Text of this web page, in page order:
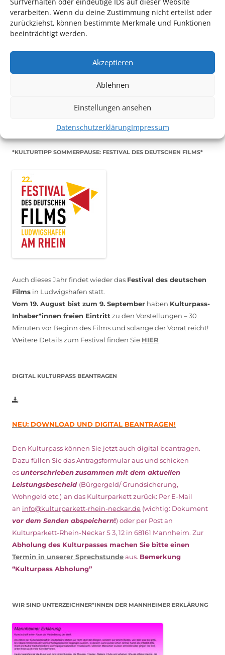
verarbeiten. Wenn du deine Zustimmung nicht erteilst oder
zurückziehst, können bestimmte Merkmale und Funktionen
beeinträchtigt werden.
Akzeptieren
Ablehnen
Einstellungen ansehen
DatenschutzerklärungImpressum
Mithilfe im Bereich Technik
. Sie haben Interesse? Dann
*KULTURTIPP SOMMERPAUSE: FESTIVAL DES DEUTSCHEN FILMS*
Auch dieses Jahr findet wieder das Festival des deutschen
Films in Ludwigshafen statt.
Vom 19. August bist zum 9. September haben Kulturpass-
Inhaber*innen freien Eintrittzu den Vorstellungen – 30
Minuten vor Beginn des Films und solange der Vorrat reicht!
Weitere Details zum Festival finden Sie HIER
DIGITAL KULTURPASS BEANTRAGEN
NEU: DOWNLOAD UND DIGITAL BEANTRAGEN!
Den Kulturpass können Sie jetzt auch digital beantragen.
Dazu füllen Sie das Antragsformular aus und schicken
esunterschriebenzusammen mit dem aktuellen
Leistungsbescheid (Bürgergeld/ Grundsicherung,
Wohngeld etc.) an das Kulturparkett zurück: Per E-Mail
an info@kulturparkett-rhein-neckar.de (wichtig: Dokument
vor dem Senden abspeichern!) oder per Post an
Kulturparkett-Rhein-Neckar S 3, 12 in 68161 Mannheim. Zur
Abholung des Kulturpasses machen Sie bitte einen
Termin in unserer Sprechstundeaus. Bemerkung
“Kulturpass Abholung”
WIR SIND UNTERZEICHNER*INNEN DER MANNHEIMER ERKLÄRUNG